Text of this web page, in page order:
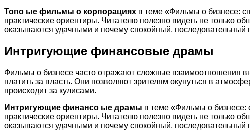
Топо ые фильмы о корпорациях в теме «Фильмы о бизнесе:
практические ориентиры. Читателю полезно видеть не только
оказываются удачными и почему спокойный, последовательный
Интригующие финансовые драмы
Фильмы о бизнесе часто отражают сложные взаимоотношения
платить за власть. Они позволяют зрителям окунуться в
происходит за кулисами.
Интригующие финансо ые драмы в теме «Фильмы о бизнесе:
практические ориентиры. Читателю полезно видеть не только
оказываются удачными и почему спокойный, последовательный